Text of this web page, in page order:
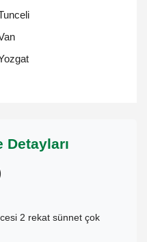
Detayları
2 rekat sünnet çok